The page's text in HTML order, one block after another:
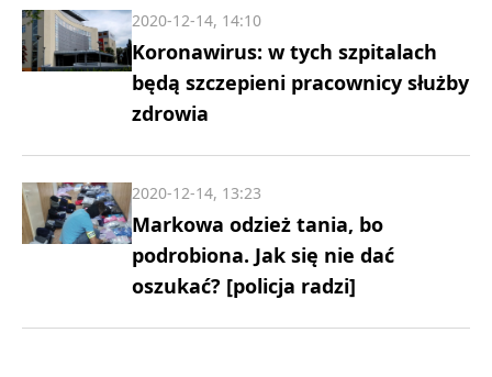
Koronawirus: w tych szpitalach
będą szczepieni pracownicy służby
zdrowia
2020-12-14, 14:10
Markowa odzież tania, bo
podrobiona. Jak się nie dać
oszukać? [policja radzi]
2020-12-14, 13:23